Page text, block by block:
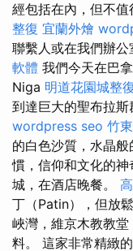
經包括在內，但不值
整復 宜蘭外燴
聯繫人或在我們辦公
軟體 我們今天在巴
Niga 明道花園城整
到達巨大的聖布拉斯
wordpress seo 竹
的白色沙質，水晶
慣，信仰和文化的神
城，在酒店晚餐。
丁（Patin），但放
峽灣，維京木教教
料。 這家非常精緻